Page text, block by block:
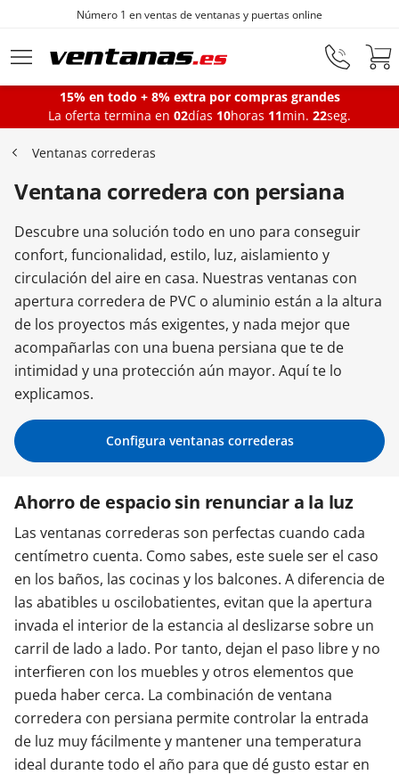
Ir al contenido principal
Número 1 en ventas de ventanas y puertas online
Ventanas
Balconeras
Puertas Entrada
Puertas de garaje
Iniciar sesión
Contacta con nosotros
15% en todo + 8% extra por compras grandes
La oferta termina en 02días 10horas 11min. 21seg.
Ventanas correderas
Ventana corredera con persiana
Descubre una solución todo en uno para conseguir
confort, funcionalidad, estilo, luz, aislamiento y
circulación del aire en casa. Nuestras ventanas con
apertura corredera de PVC o aluminio están a la altura
de los proyectos más exigentes, y nada mejor que
acompañarlas con una buena persiana que te de
intimidad y una protección aún mayor. Aquí te lo
explicamos.
Configura ventanas correderas
Ahorro de espacio sin renunciar a la luz
Las ventanas correderas son perfectas cuando cada
centímetro cuenta. Como sabes, este suele ser el caso
en los baños, las cocinas y los balcones. A diferencia de
las abatibles u oscilobatientes, evitan que la apertura
invada el interior de la estancia al deslizarse sobre un
carril de lado a lado. Por tanto, dejan el paso libre y no
interfieren con los muebles y otros elementos que
pueda haber cerca. La combinación de ventana
corredera con persiana permite controlar la entrada
de luz muy fácilmente y mantener una temperatura
ideal durante todo el año para que dé gusto estar en